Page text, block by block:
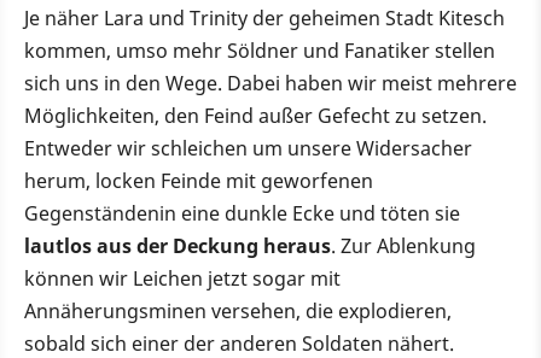
Je näher Lara und Trinity der geheimen Stadt Kitesch
kommen, umso mehr Söldner und Fanatiker stellen
sich uns in den Wege. Dabei haben wir meist mehrere
Möglichkeiten, den Feind außer Gefecht zu setzen.
Entweder wir schleichen um unsere Widersacher
herum, locken Feinde mit geworfenen
Gegenständenin eine dunkle Ecke und töten sie
lautlos aus der Deckung heraus. Zur Ablenkung
können wir Leichen jetzt sogar mit
Annäherungsminen versehen, die explodieren,
sobald sich einer der anderen Soldaten nähert.